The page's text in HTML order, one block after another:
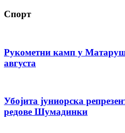
Спорт
Рукометни камп у
августа
Убојита јуниорска
редове Шумадинки